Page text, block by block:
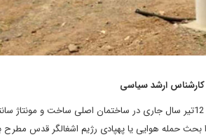
ارشد سیاسی
در نیمه شب 12تیر سال جاری در ساختمان اصلی ساخت و
بحث حمله هوایی یا پهپادی رژیم اشغالگر قدس